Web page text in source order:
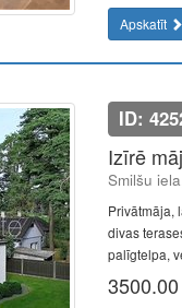
Apskatīt
ID:
Izīrē
Smilšu
Privātmāja,
divas
palīgtelpa,